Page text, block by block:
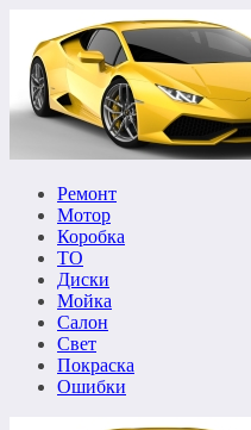
содержимому
Ремонт
Мотор
Коробка
ТО
Диски
Мойка
Салон
Свет
Покраска
Ошибки